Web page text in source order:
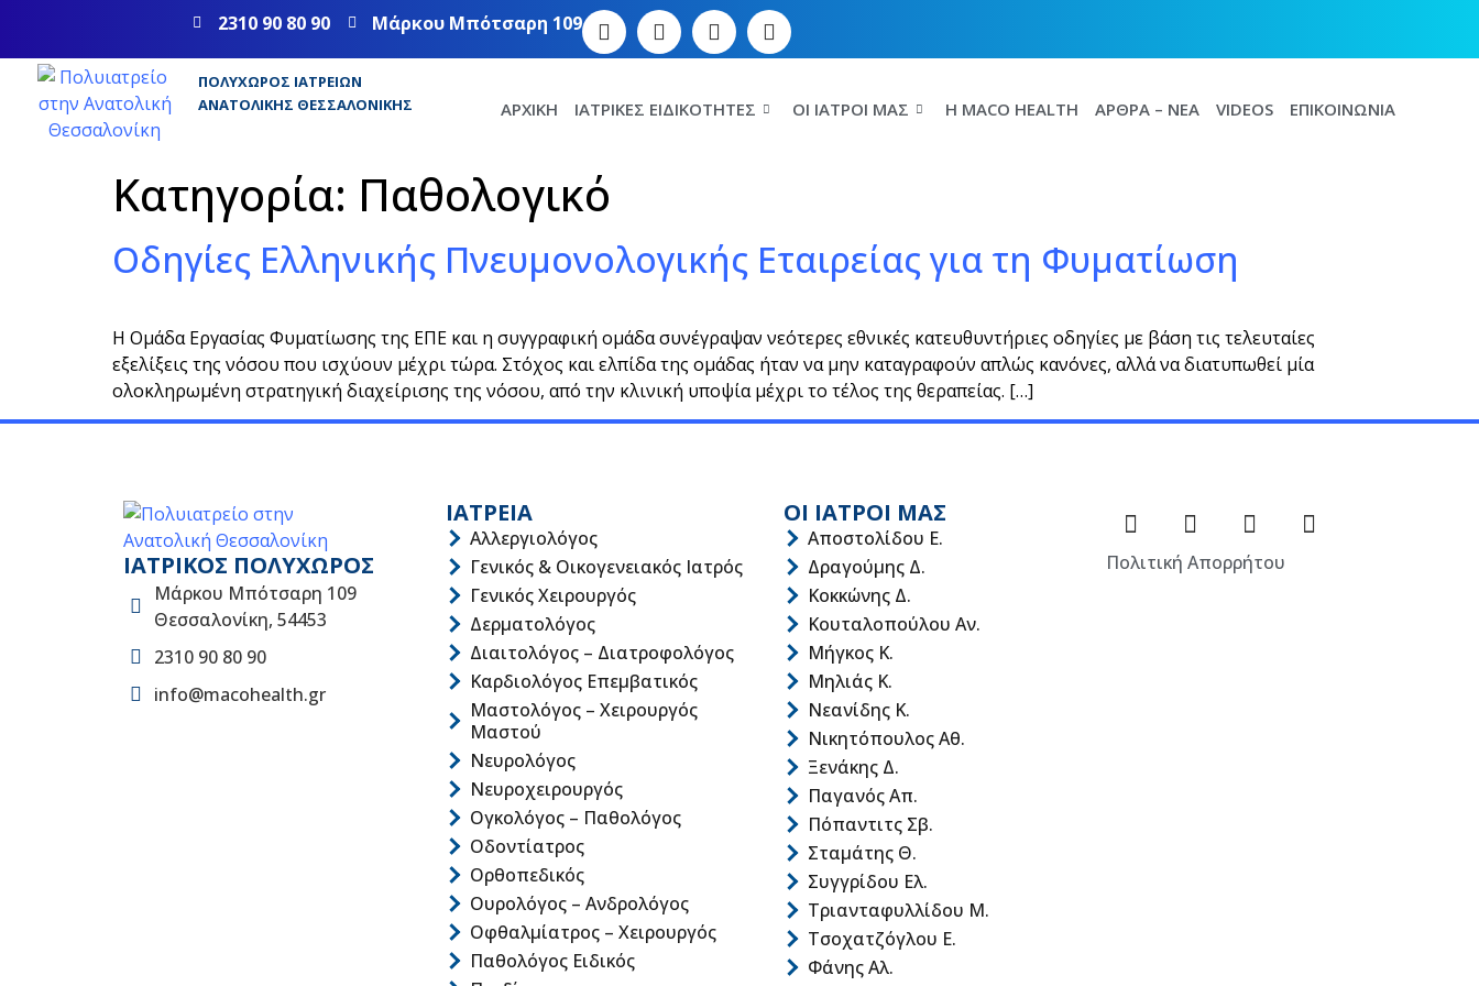
2310 90 80 90 Μάρκου Μπότσαρη 109
ΠΟΛΥΧΏΡΟΣ ΙΑΤΡΕΊΩΝ
ΑΝΑΤΟΛΙΚΉΣ ΘΕΣΣΑΛΟΝΊΚΗΣ
ΑΡΧΙΚΉ ΙΑΤΡΙΚΈΣ ΕΙΔΙΚΌΤΗΤΕΣ ΟΙ ΙΑΤΡΟΊ ΜΑΣ Η MACO HEALTH ΆΡΘΡΑ – ΝΈΑ VIDEOS ΕΠΙΚΟΙΝΩΝΊΑ
Κατηγορία: Παθολογικό
Οδηγίες Ελληνικής Πνευμονολογικής Εταιρείας για τη Φυματίωση
Η Ομάδα Εργασίας Φυματίωσης της ΕΠΕ και η συγγραφική ομάδα συνέγραψαν νεότερες εθνικές κατευθυντήριες οδηγίες με βάση τις τελευταίες
εξελίξεις της νόσου που ισχύουν μέχρι τώρα. Στόχος και ελπίδα της ομάδας ήταν να μην καταγραφούν απλώς κανόνες, αλλά να διατυπωθεί μία
ολοκληρωμένη στρατηγική διαχείρισης της νόσου, από την κλινική υποψία μέχρι το τέλος της θεραπείας. […]
ΙΑΤΡΙΚΟΣ ΠΟΛΥΧΩΡΟΣ
Μάρκου Μπότσαρη 109
Θεσσαλονίκη, 54453
2310 90 80 90
info@macohealth.gr
ΙΑΤΡΕΙΑ
Αλλεργιολόγος
Γενικός & Οικογενειακός Ιατρός
Γενικός Χειρουργός
Δερματολόγος
Διαιτολόγος – Διατροφολόγος
Καρδιολόγος Επεμβατικός
Μαστολόγος – Χειρουργός
Μαστού
Νευρολόγος
Νευροχειρουργός
Ογκολόγος – Παθολόγος
Οδοντίατρος
Ορθοπεδικός
Ουρολόγος – Ανδρολόγος
Οφθαλμίατρος – Χειρουργός
Παθολόγος Ειδικός
ΟΙ ΙΑΤΡΟΙ ΜΑΣ
Αποστολίδου Ε.
Δραγούμης Δ.
Κοκκώνης Δ.
Κουταλοπούλου Αν.
Μήγκος Κ.
Μηλιάς Κ.
Νεανίδης Κ.
Νικητόπουλος Αθ.
Ξενάκης Δ.
Παγανός Απ.
Πόπαντιτς Σβ.
Σταμάτης Θ.
Συγγρίδου Ελ.
Τριανταφυλλίδου Μ.
Τσοχατζόγλου Ε.
Φάνης Αλ.
Πολιτική Απορρήτου